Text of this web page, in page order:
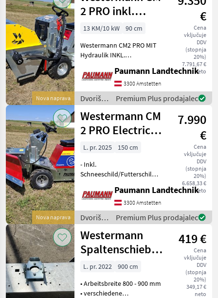
Sonstige
Nova naprava
2 PRO inkl.
Futteraufbereiter
€
Cena
vključuje
DDV
(stopnja
20%)
7.791,67 €
neto
13 KM/10 kW
90 cm
Westermann CM2 PRO MIT
Hydraulik INKL.
INKL. Set Kontergewichte
ALLROUNDTALEN • sehr
wendiges Arbeiten • verbes
Paumann Landtechnik
3300 Amstetten
Dvoriščna
mehanizacija
/
Westermann
Premium Plus prodajalec
Nova naprava
Westermann CM
2 PRO Electric+
mit
Schneeschild
7.990
€
Cena
vključuje
DDV
(stopnja
20%)
6.658,33 €
neto
L. pr. 2025
150 cm
- Inkl.
Schneeschild/Futterschild -
Förderfähig -
Innenmechanisierung 20% -
Verschiedene Anbaugeräte
lagernd - Leistungsstarke,
Wendig
Paumann Landtechnik
3300 Amstetten
Dvoriščna
mehanizacija
/
Westermann
Premium Plus prodajalec
Westermann
Spaltenschieber
ASS 800-900
419 €
Cena
vključuje
DDV
(stopnja
20%)
349,17 €
neto
L. pr. 2022
900 cm
• Arbeitsbreite 800 - 900 mm
• verschiedene